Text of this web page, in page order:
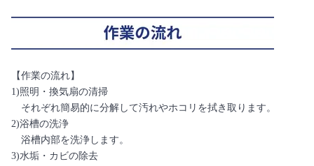
【作業の流れ】
1)照明・換気扇の清掃
それぞれ簡易的に分解して汚れやホコリを拭き取ります。
2)浴槽の洗浄
浴槽内部を洗浄します。
3)水垢・カビの除去